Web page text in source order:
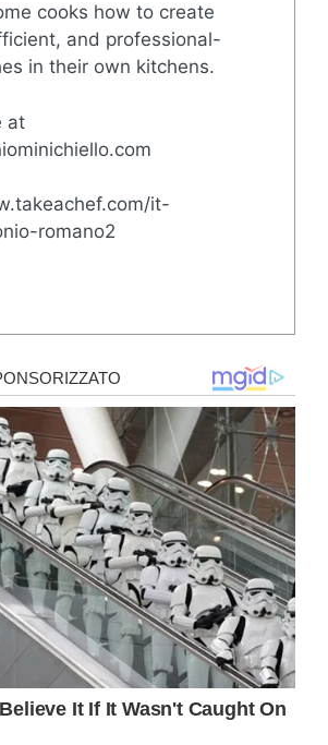
cooks how to create
and professional-
in their own kitchens.
at
it-
romano2